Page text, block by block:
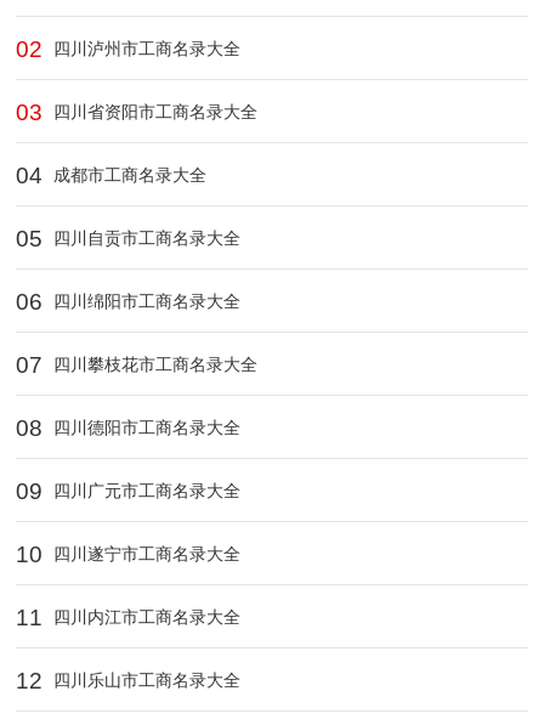
02 四川泸州市工商名录大全
03 四川省资阳市工商名录大全
04 成都市工商名录大全
05 四川自贡市工商名录大全
06 四川绵阳市工商名录大全
07 四川攀枝花市工商名录大全
08 四川德阳市工商名录大全
09 四川广元市工商名录大全
10 四川遂宁市工商名录大全
11 四川内江市工商名录大全
12 四川乐山市工商名录大全